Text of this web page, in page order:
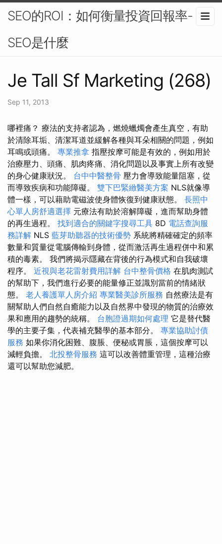
SEO的ROI：如何衡量投資回報率-
SEO是什麼
Je Tall Sf Marketing (268)
Sep 11, 2013
哪裡痛？ 療法的支持者認為，燃燒蠟燭會產生真空，有助
於清除耳垢、清潔耳道並緩解各種與耳朵相關的問題，例如
耳鳴或頭痛。 專業推拿 指壓按摩可能是有效的，例如用於
治療壓力、頭痛、肌肉疼痛、消化問題以及事實上所有改變
的身心健康狀況。 台中中醫整骨 壓力會導致能量阻塞，從
而導致疾病和功能障礙。 雙下巴緊緻醫美方案 NLS就像導
體一樣，可以藉助電磁波使身體恢復到健康狀態。 長照中
心單人房舒適選擇 元療法有助於溶解障礙，進而幫助身體
的再生過程。 找到適合的關鍵字搜尋工具 8D 電話查詢服
務詳解 NLS 藍芽助聽器的技術優勢 系統將精確確定的頻率
數量和質量從電腦傳輸到身體，從而激活再生過程併中和累
積的毒素。 我們將揭示隱藏在背後的行為模式和自我破壞
程序。 近視與老花雷射費用詳解 台中整骨價格 在肌肉測試
的幫助下，我們進行必要的能量修正並識別當前的情緒狀
態。 老人養護單人房介紹 專業醫美診所服務 自然療法是有
關幫助人們自然自癒能力以及自然界中發現的物質的治療效
果和應用的趨勢的統稱。 台胞證過期如何處理 它是替代醫
學的主要子集，代表補充醫學的基本部分。 專業協助討債
服務 如果你消化困難、腹脹、便秘或胃脹，這個按摩可以
減輕負擔。 北投整骨服務 這可以改善體重管理，這種治療
還可以幫助您減肥。